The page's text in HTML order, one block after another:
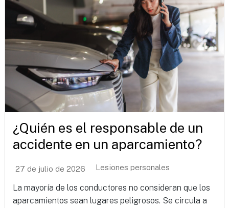
¿Quién es el responsable de un
accidente en un aparcamiento?
27 de julio de 2026 Lesiones personales
La mayoría de los conductores no consideran que los
aparcamientos sean lugares peligrosos. Se circula a